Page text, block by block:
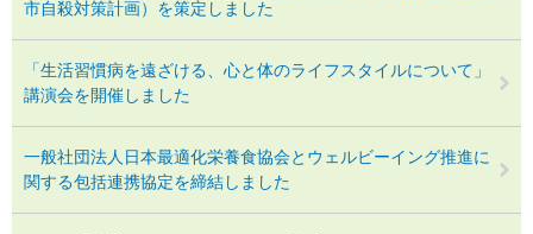
市自殺対策計画）を策定しました
「生活習慣病を遠ざける、心と体のライフスタイルについて」
講演会を開催しました
一般社団法人日本最適化栄養食協会とウェルビーイング推進に
関する包括連携協定を締結しました